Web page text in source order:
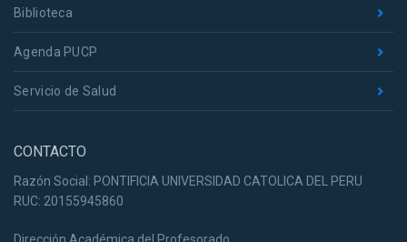
Biblioteca
Agenda PUCP
Servicio de Salud
CONTACTO
Razón Social: PONTIFICIA UNIVERSIDAD CATOLICA DEL PERU
RUC: 20155945860